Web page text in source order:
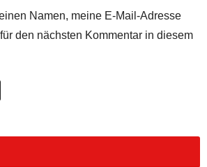
Namen, meine E-Mail-Adresse
den nächsten Kommentar in diesem